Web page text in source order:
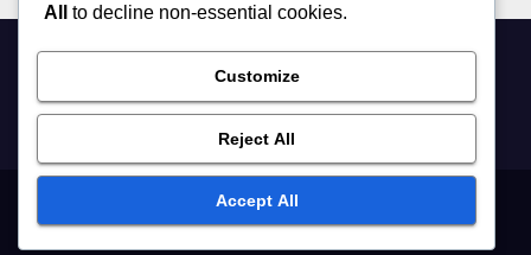
frokenrodlok.se
Kontakta ossVillkorDataskyddspolicyOm ossCookies och spårning
All
to decline non-essential cookies.
Customize
Reject All
Accept All